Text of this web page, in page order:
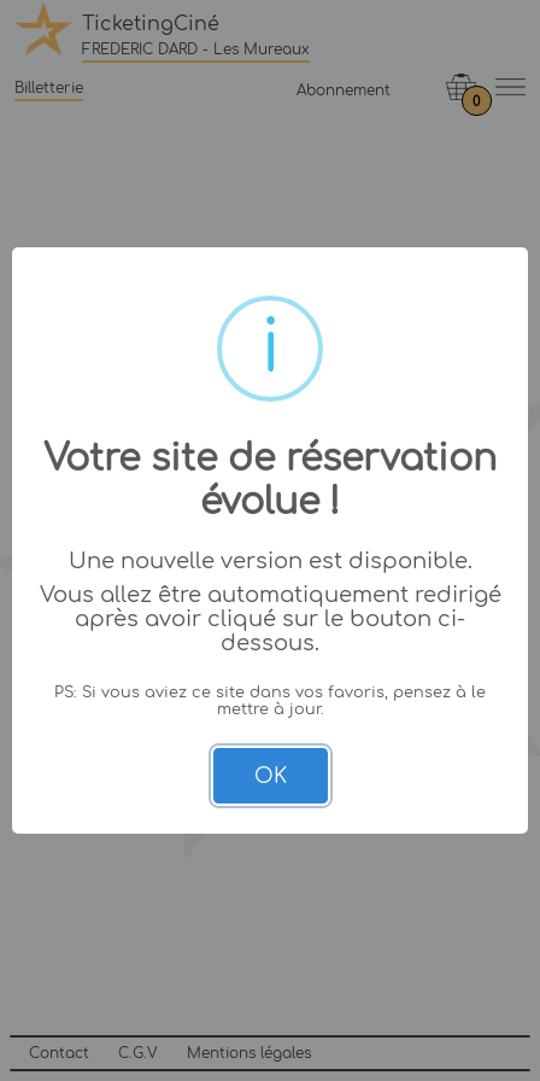
TicketingCiné
FREDERIC DARD - Les Mureaux
Billetterie Abonnement
0
Contact C.G.V Mentions légales
Votre site de réservation
évolue !
Une nouvelle version est disponible.
Vous allez être automatiquement redirigé
après avoir cliqué sur le bouton ci-
dessous.
PS: Si vous aviez ce site dans vos favoris, pensez à le
mettre à jour.
OK